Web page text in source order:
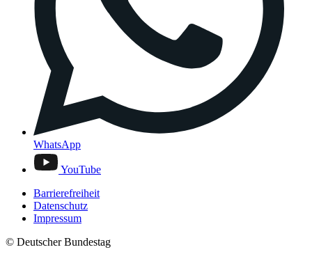
WhatsApp
YouTube
Barrierefreiheit
Datenschutz
Impressum
© Deutscher Bundestag